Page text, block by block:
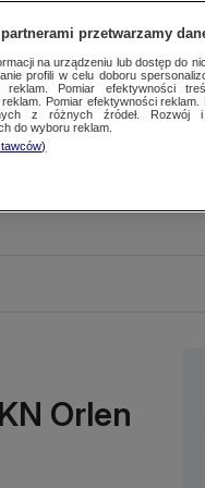
Orlen
przetwarzamy
na urządzeniu lub dostęp do
profili w celu doboru
reklam. Pomiar efektywności
Pomiar efektywności
z różnych źródeł. Rozwój i
do wyboru reklam.